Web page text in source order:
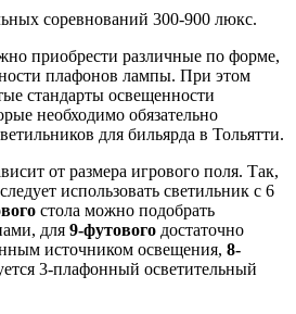
соревнований 300-900 люкс.
приобрести различные по форме,
плафонов лампы. При этом
стандарты освещенности
необходимо обязательно
для бильярда в Тольятти.
от размера игрового поля. Так,
использовать светильник с 6
стола можно подобрать
для 9-футового достаточно
источником освещения, 8-
3-плафонный осветительный